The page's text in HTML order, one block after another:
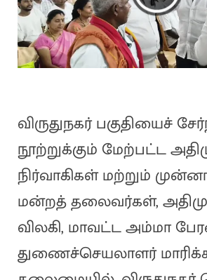
விருதுநகர் பகுதியைச்
நூற்றுக்கும் மேற்பட்ட
நிர்வாகிகள் மற்றும்
மன்றத் தலைவர்கள்,
விலகி, மாவட்ட அம்மா
துணைச்செயலாளர்